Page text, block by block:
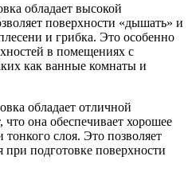
обладает высокой
поверхности «дышать» и
и грибка. Это особенно
в помещениях с
как ванные комнаты и
обладает отличной
что она обеспечивает хорошее
слоя. Это позволяет
при подготовке поверхности